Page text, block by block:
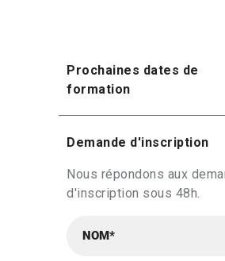
Prochaines dates de
formation
Demande d'inscription
Nous répondons aux
d'inscription sous 48h.